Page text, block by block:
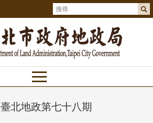
臺北地政第七十八期